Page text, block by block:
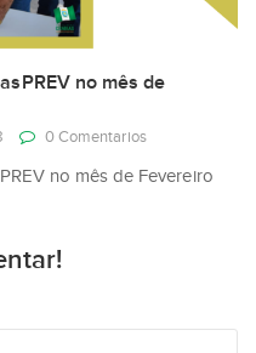
no mês de
0 Comentarios
no mês de Fevereiro